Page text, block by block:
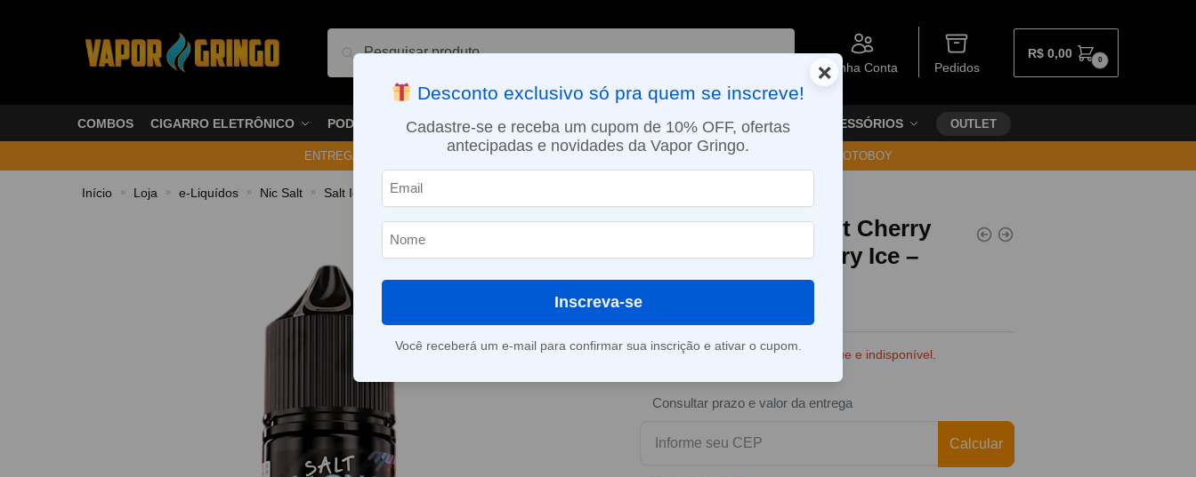
Pesquisar
Minha Conta Pedidos
R$ 0,00 0
COMBOS CIGARRO ELETRÔNICO PODS VAPORIZADOR DE ERVAS E-LIQUÍDOS NICOTINA ORAL ACESSÓRIOS OUTLET
ENTREGA NO MESMO DIA EM SÃO PAULO (SEG A SEX): PEDIDOS APROVADOS ATÉ 15:30 VIA MOTOBOY
Início » Loja » e-Liquídos » Nic Salt » Salt Ice Líquido Magna Salt Cherry Cranberry Blueberry Ice – Edição Limitada
Líquido Magna Salt Cherry
Cranberry Blueberry Ice –
Edição Limitada
Este produto está fora de estoque e indisponível.
Consultar prazo e valor da entrega
Calcular
×
Desconto exclusivo só pra quem se inscreve!
Cadastre-se e receba um cupom de 10% OFF, ofertas
antecipadas e novidades da Vapor Gringo.
Inscreva-se
Você receberá um e-mail para confirmar sua inscrição e ativar o cupom.